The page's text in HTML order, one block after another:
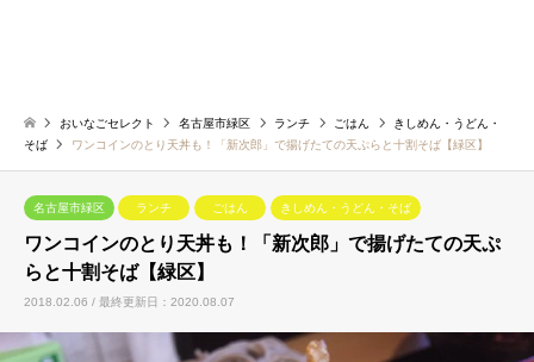
おいなごセレクト 名古屋市緑区 ランチ ごはん
きしめん・うどん・
そば
ワンコインのとり天丼も！「新次郎」で揚げたての天ぷらと十割そば【緑区】
名古屋市緑区 ランチ ごはん きしめん・うどん・そば
ワンコインのとり天丼も！「新次郎」で揚げたての天ぷ
らと十割そば【緑区】
2018.02.06 / 最終更新日：2020.08.07